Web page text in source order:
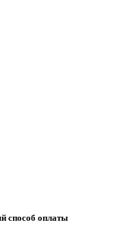
способ оплаты